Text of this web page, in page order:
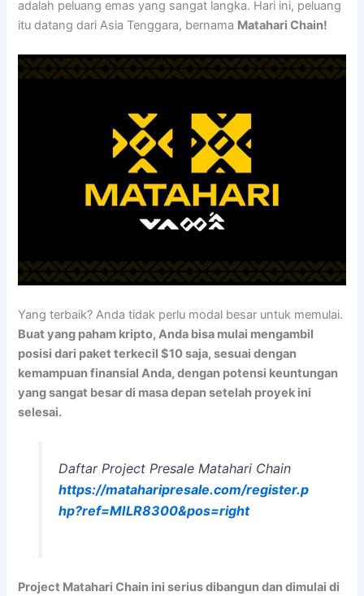
adalah peluang emas yang sangat langka. Hari ini, peluang
itu datang dari Asia Tenggara, bernama Matahari Chain!
Yang terbaik? Anda tidak perlu modal besar untuk memulai.
Buat yang paham kripto, Anda bisa mulai mengambil
posisi dari paket terkecil $10 saja, sesuai dengan
kemampuan finansial Anda, dengan potensi keuntungan
yang sangat besar di masa depan setelah proyek ini
selesai.
Daftar Project Presale Matahari Chain
https://mataharipresale.com/register.p
hp?ref=MILR8300&pos=right
Project Matahari Chain ini serius dibangun dan dimulai di